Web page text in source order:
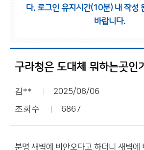
다. 로그인 유지시간(10분) 내 작성
바랍니다.
구라청은 도대체 뭐하는곳인
김** 2025/08/06
조회수 6867
분명 새벽에 비안오다고 하더니 새벽에